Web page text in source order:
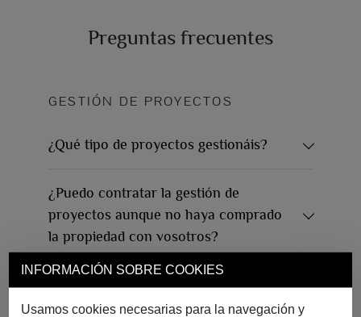
INFORMACIÓN SOBRE COOKIES
Usamos cookies necesarias para la navegación y
Preguntas frecuentes
GESTIÓN DE PROYECTOS
¿Qué tipo de proyectos gestionáis?
¿Puedo contratar la gestión de
proyectos aunque no haya comprado
la propiedad con vosotros?